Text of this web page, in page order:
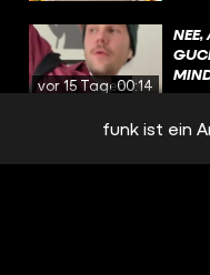
vor 15 Tagen00:14
funk ist ein